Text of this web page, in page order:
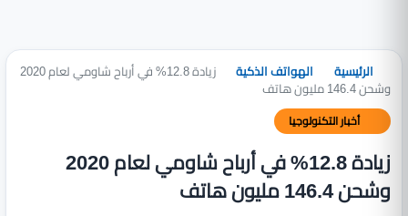
الرئيسية الهواتف الذكية زيادة 12.8% في أرباح شاومي لعام 2020
وشحن 146.4 مليون هاتف
أخبار التكنولوجيا
زيادة 12.8% في أرباح شاومي لعام 2020
وشحن 146.4 مليون هاتف